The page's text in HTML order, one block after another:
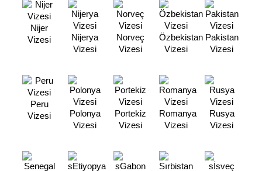
Nijer
Vizesi
Nijerya
Vizesi
Norveç
Vizesi
Özbekistan
Vizesi
Pakistan
Vizesi
Peru
Vizesi
Polonya
Vizesi
Portekiz
Vizesi
Romanya
Vizesi
Rusya
Vizesi